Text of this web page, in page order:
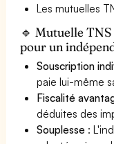
Les mutuelles
🔹 Mutuelle
pour un
Souscription
paie lui-même
Fiscalité
déduites des
Souplesse :